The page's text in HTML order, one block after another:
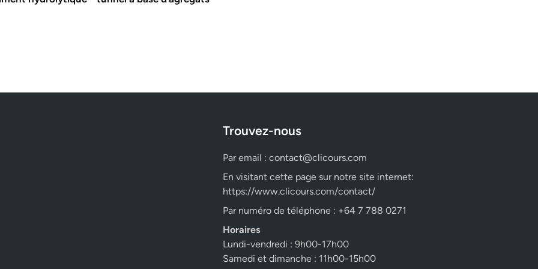
Trouvez-nous
Par email : contact@clicours.com
En visitant cette page sur notre site internet:
https://www.clicours.com/contact/
Par numéro de téléphone : +64 7 788 0271
Horaires
Lundi-vendredi : 9h00-17h00
Samedi et dimanche : 11h00-15h00